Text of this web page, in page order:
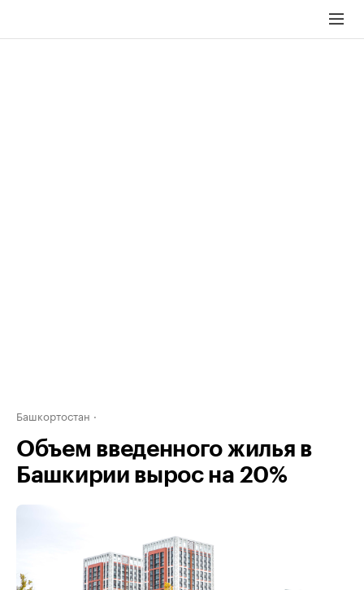
Башкортостан
Объем введенного жилья в
Башкирии вырос на 20%